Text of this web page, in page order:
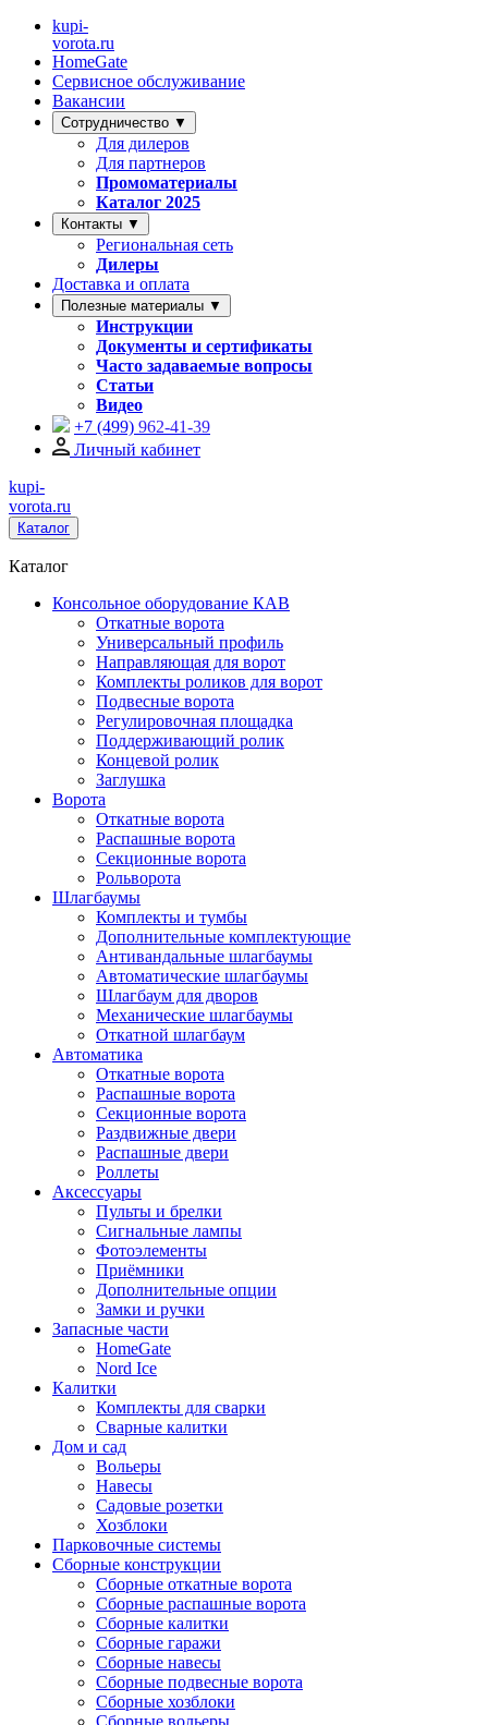
kupi-
vorota.ru
HomeGate
Сервисное обслуживание
Вакансии
Сотрудничество ▼
Для дилеров
Для партнеров
Промоматериалы
Каталог 2025
Контакты ▼
Региональная сеть
Дилеры
Доставка и оплата
Полезные материалы ▼
Инструкции
Документы и сертификаты
Часто задаваемые вопросы
Статьи
Видео
+7 (499) 962-41-39
Личный кабинет
kupi-
vorota.ru
Каталог
Каталог
Консольное оборудование КАВ
Откатные ворота
Универсальный профиль
Направляющая для ворот
Комплекты роликов для ворот
Подвесные ворота
Регулировочная площадка
Поддерживающий ролик
Концевой ролик
Заглушка
Ворота
Откатные ворота
Распашные ворота
Секционные ворота
Рольворота
Шлагбаумы
Комплекты и тумбы
Дополнительные комплектующие
Антивандальные шлагбаумы
Автоматические шлагбаумы
Шлагбаум для дворов
Механические шлагбаумы
Откатной шлагбаум
Автоматика
Откатные ворота
Распашные ворота
Секционные ворота
Раздвижные двери
Распашные двери
Роллеты
Аксессуары
Пульты и брелки
Сигнальные лампы
Фотоэлементы
Приёмники
Дополнительные опции
Замки и ручки
Запасные части
HomeGate
Nord Ice
Калитки
Комплекты для сварки
Сварные калитки
Дом и сад
Вольеры
Навесы
Садовые розетки
Хозблоки
Парковочные системы
Сборные конструкции
Сборные откатные ворота
Сборные распашные ворота
Сборные калитки
Сборные гаражи
Сборные навесы
Сборные подвесные ворота
Сборные хозблоки
Сборные вольеры